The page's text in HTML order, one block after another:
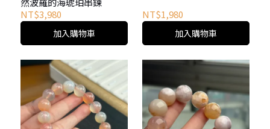
NT$3,980
加入購物車
NT$1,980
加入購物車